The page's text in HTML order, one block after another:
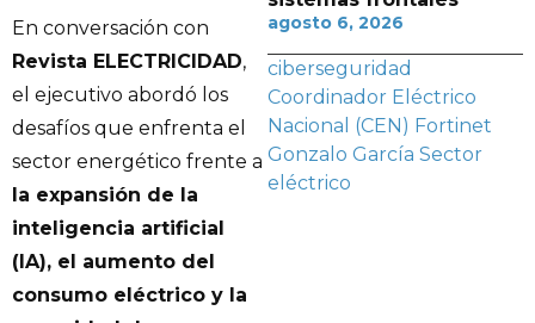
En conversación con
Revista ELECTRICIDAD,
el ejecutivo abordó los
desafíos que enfrenta el
sector energético frente a
la expansión de la
inteligencia artificial
(IA), el aumento del
consumo eléctrico y la
agosto 6, 2026
ciberseguridad
Coordinador Eléctrico
Nacional (CEN) Fortinet
Gonzalo García Sector
eléctrico